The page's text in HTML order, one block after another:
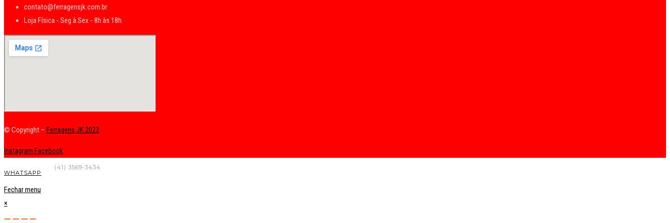
contato@ferragensjk.com.br
Loja Física - Seg à Sex - 8h às 18h
© Copyright – Ferragens JK 2022
Instagram Facebook
(41) 3569-3434
WHATSAPP
Fechar menu
×